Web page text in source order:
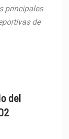
principales
de
del